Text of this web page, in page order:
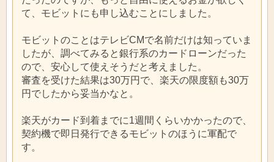
て、モビットにも申し込むことにしました。
モビットのことはテレビCMで名前だけは知っていま
したが、調べてみると銀行系のカードローンだった
ので、安心して使えそうだと考えました。
審査を受けた結果は30万円で、楽天の限度額も30万
円でしたから妥当かなと。
楽天がカード到着までに1週間くらいかかったので、
契約機で即日発行できるモビットのほうに軍配で
す。